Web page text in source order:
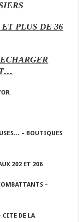
PLUS DE 36
– BOUTIQUES
202 ET 206
–
CITE DE LA